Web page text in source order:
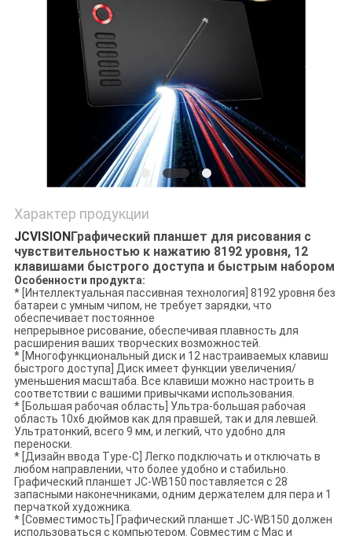
Характер продукции
JCVISION Графический планшет для рисования с
чувствительностью к нажатию 8192 уровня, 12
клавишами быстрого доступа и быстрым набором
Особенности продукта:
* [Интеллектуальная пассивная технология] 8192 уровня без
батареи с умным чипом, не требует зарядки, что
обеспечивает постоянное
непрерывное рисование, обеспечивая плавность для
расширения ваших творческих возможностей.
* [Многофункциональный диск и 12 настраиваемых клавиш
быстрого доступа] Диск имеет функции увеличения/
уменьшения масштаба. Все клавиши можно настроить в
соответствии с вашими привычками использования.
* [Большая рабочая область] Ультра-большая рабочая
область 10x6 дюймов как для правшей, так и для левшей.
Ультратонкий, всего 9 мм, и легкий, что удобно для
переноски.
* [Дизайн ввода Type-C] Легко подключать и отключать в
любом направлении, что более удобно и стабильно.
Графический планшет JC-WB150 поставляется с 28
запасными наконечниками, одним держателем для пера и 1
перчаткой художника.
* [Совместимость] Графический планшет JC-WB150 должен
использоваться с компьютером. Совместим с Mac и